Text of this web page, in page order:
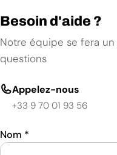
Besoin d'aide ?
Notre équipe se fera
questions
Appelez-nous
+33 9 70 01 93 56
Nom *